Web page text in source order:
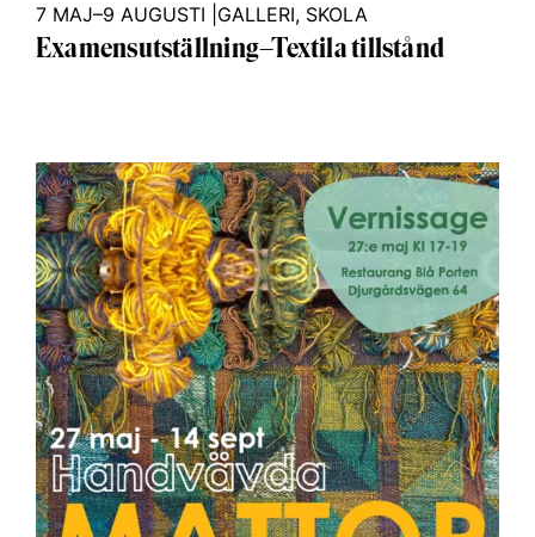
7 MAJ–9 AUGUSTI GALLERI, SKOLA
Examensutställning–Textila tillstånd